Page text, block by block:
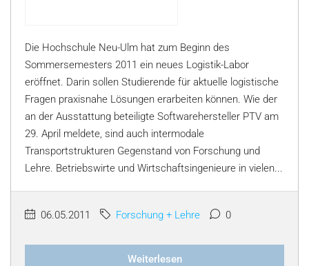
Die Hochschule Neu-Ulm hat zum Beginn des
Sommersemesters 2011 ein neues Logistik-Labor
eröffnet. Darin sollen Studierende für aktuelle logistische
Fragen praxisnahe Lösungen erarbeiten können. Wie der
an der Ausstattung beteiligte Softwarehersteller PTV am
29. April meldete, sind auch intermodale
Transportstrukturen Gegenstand von Forschung und
Lehre. Betriebswirte und Wirtschaftsingenieure in vielen...
06.05.2011 Forschung + Lehre 0
Weiterlesen